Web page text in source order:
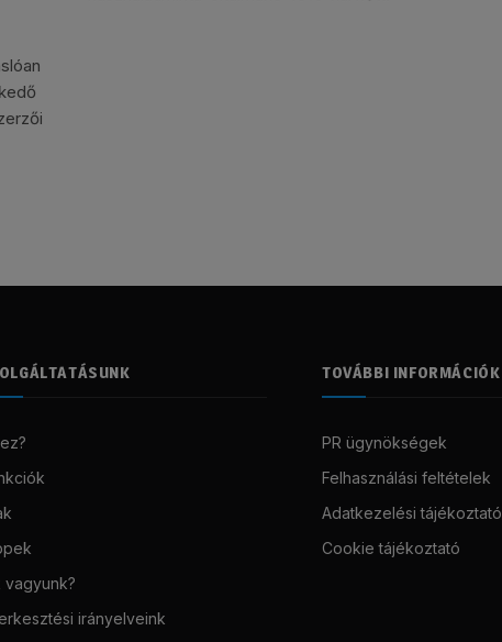
vagyunk?
irányelveink
TOVÁBBI INFORMÁCIÓK
PR ügynökségek
Felhasználási feltételek
Adatkezelési tájékoztató
Cookie tájékoztató